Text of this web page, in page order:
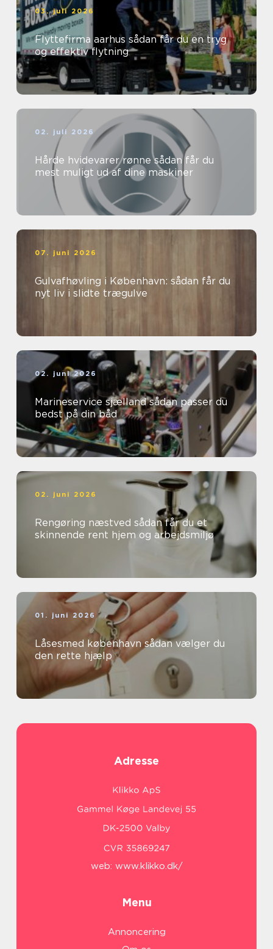
03. juli 2026
Flyttefirma aarhus sådan får du en tryg
og effektiv flytning
02. juli 2026
Hårde hvidevarer rønne sådan får du
mest muligt ud af dine maskiner
07. juni 2026
Gulvafhøvling i København: sådan får du
nyt liv i slidte trægulve
02. juni 2026
Marineservice sjælland sådan passer du
bedst på din båd
02. juni 2026
Rengøring næstved sådan får du et
skinnende rent hjem og arbejdsmiljø
01. juni 2026
Låsesmed københavn sådan vælger du
den rette hjælp
Adresse
web: www.klikko.dk/
Menu
Annoncering